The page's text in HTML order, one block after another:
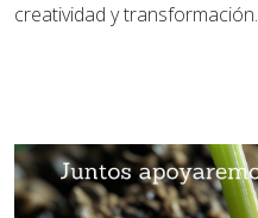
creatividad y transformación.